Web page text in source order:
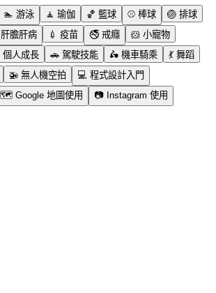
🏊 游泳 🧘 瑜伽 🏀 籃球 ⚾ 棒球 🏐 排球
肝膽肝病 💉 疫苗 🚭 戒癮 🐹 小寵物
個人成長 🚗 駕駛技能 🛵 機車騎乘 💃 舞蹈
🚁 無人機空拍 💻 程式設計入門
🗺️ Google 地圖使用 📷 Instagram 使用